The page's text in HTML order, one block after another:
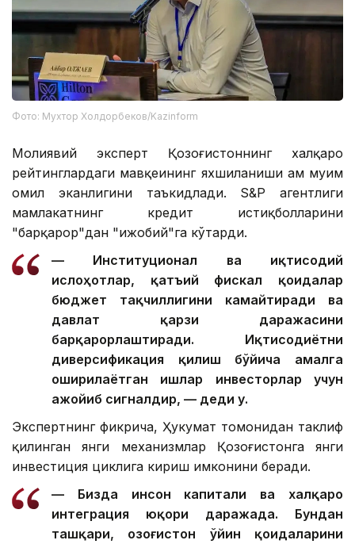
Фото: Мухтор Холдорбеков/Kazinform
Молиявий эксперт Қозоғистоннинг халқаро
рейтинглардаги мавқеининг яхшиланиши ҳам муҳим
омил эканлигини таъкидлади. S&P агентлиги
мамлакатнинг кредит истиқболларини
"барқарор"дан "ижобий"га кўтарди.
— Институционал ва иқтисодий
ислоҳотлар, қатъий фискал қоидалар
бюджет тақчиллигини камайтиради ва
давлат қарзи даражасини
барқарорлаштиради. Иқтисодиётни
диверсификация қилиш бўйича амалга
оширилаётган ишлар инвесторлар учун
ажойиб сигналдир, — деди у.
Экспертнинг фикрича, Ҳукумат томонидан таклиф
қилинган янги механизмлар Қозоғистонга янги
инвестиция циклига кириш имконини беради.
— Бизда инсон капитали ва халқаро
интеграция юқори даражада. Бундан
ташқари, Қозоғистон ўйин қоидаларини